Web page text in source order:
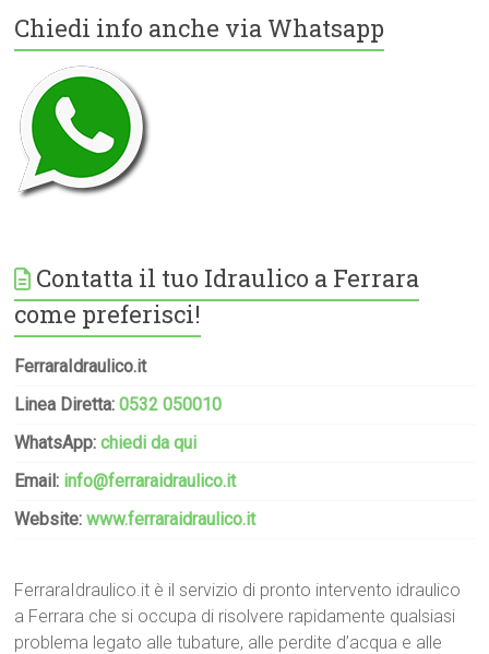
Chiedi info anche via Whatsapp
Contatta il tuo Idraulico a Ferrara
come preferisci!
FerraraIdraulico.it
Linea Diretta:0532 050010
WhatsApp:chiedi da qui
Email: info@ferraraidraulico.it
Website:www.ferraraidraulico.it
FerraraIdraulico.it è il servizio di pronto intervento idraulico
a Ferrara che si occupa di risolvere rapidamente qualsiasi
problema legato alle tubature, alle perdite d’acqua e alle